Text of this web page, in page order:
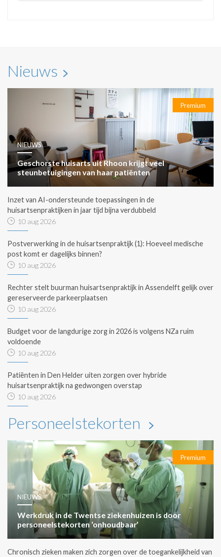
Nieuws
Premium
NIEUWS
Geschorste huisarts uit Rhoon krijgt veel
steunbetuigingen van haar patiënten
Inzet van AI-ondersteunde toepassingen in de
huisartsenpraktijken in jaar tijd bijna verdubbeld
10 aug 2026
Postverwerking in de huisartsenpraktijk (1): Hoeveel medische
post komt er dagelijks binnen?
10 aug 2026
Rechter stelt buurman huisartsenpraktijk in Assendelft gelijk over
gereserveerde parkeerplaatsen
10 aug 2026
Budget voor de langdurige zorg in 2026 is volgens NZa ruim
voldoende
10 aug 2026
Patiënten in Den Helder uiten zorgen over hybride
huisartsenpraktijk na gedwongen overstap
10 aug 2026
Personeelstekorten
Premium
NIEUWS
Werkdruk in de Twentse ziekenhuizen is door
personeelstekorten ‘onhoudbaar’
Chronisch zieken maken zich zorgen over de toegankelijkheid van